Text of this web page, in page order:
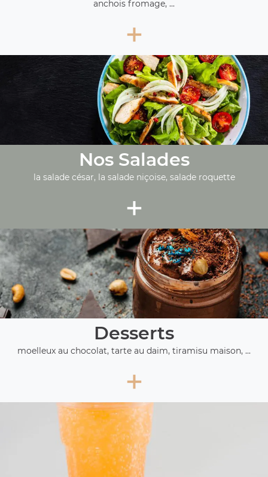
anchois fromage, ...
+
Nos Salades
la salade césar, la salade niçoise, salade roquette
+
Desserts
moelleux au chocolat, tarte au daim, tiramisu maison, ...
+